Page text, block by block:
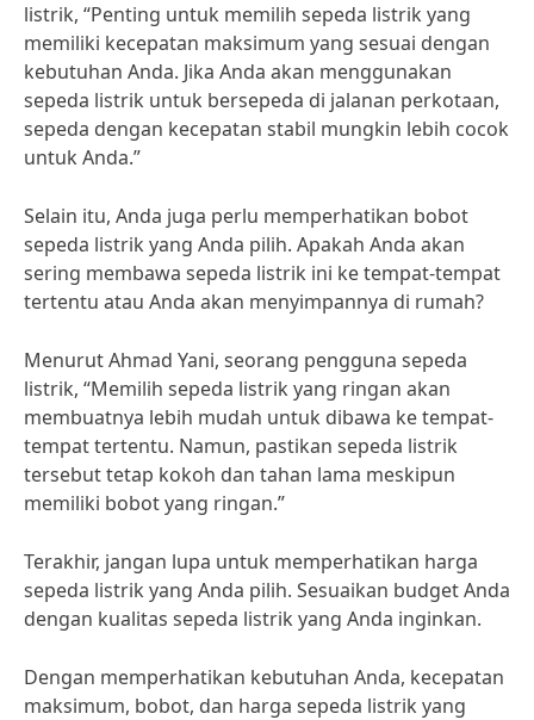
listrik, “Penting untuk memilih sepeda listrik yang
memiliki kecepatan maksimum yang sesuai dengan
kebutuhan Anda. Jika Anda akan menggunakan
sepeda listrik untuk bersepeda di jalanan perkotaan,
sepeda dengan kecepatan stabil mungkin lebih cocok
untuk Anda.”
Selain itu, Anda juga perlu memperhatikan bobot
sepeda listrik yang Anda pilih. Apakah Anda akan
sering membawa sepeda listrik ini ke tempat-tempat
tertentu atau Anda akan menyimpannya di rumah?
Menurut Ahmad Yani, seorang pengguna sepeda
listrik, “Memilih sepeda listrik yang ringan akan
membuatnya lebih mudah untuk dibawa ke tempat-
tempat tertentu. Namun, pastikan sepeda listrik
tersebut tetap kokoh dan tahan lama meskipun
memiliki bobot yang ringan.”
Terakhir, jangan lupa untuk memperhatikan harga
sepeda listrik yang Anda pilih. Sesuaikan budget Anda
dengan kualitas sepeda listrik yang Anda inginkan.
Dengan memperhatikan kebutuhan Anda, kecepatan
maksimum, bobot, dan harga sepeda listrik yang